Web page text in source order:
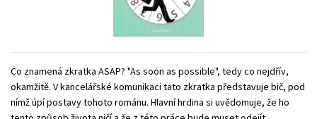
Zahraniční literatura
Všechny tituly
Co znamená zkratka ASAP? "As soon as possible", tedy co nejdřív,
okamžitě. V kancelářské komunikaci tato zkratka představuje bič, pod
nímž úpí postavy tohoto románu. Hlavní hrdina si uvědomuje, že ho